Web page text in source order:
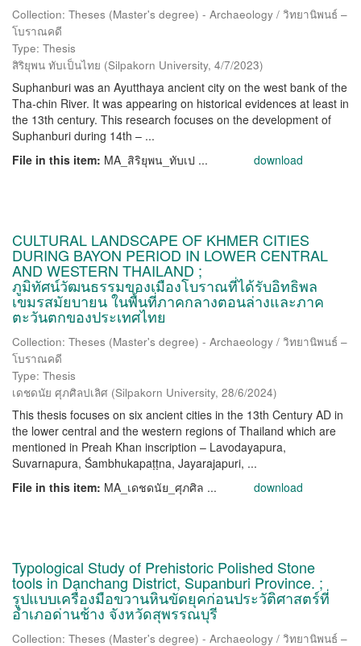
Collection: Theses (Master's degree) - Archaeology / วิทยานิพนธ์ –
โบราณคดี
Type: Thesis
สิริยุพน ทับเป็นไทย (Silpakorn University, 4/7/2023)
Suphanburi was an Ayutthaya ancient city on the west bank of the
Tha-chin River. It was appearing on historical evidences at least in
the 13th century. This research focuses on the development of
Suphanburi during 14th – ...
File in this item: MA_สิริยุพน_ทับเป ... download
CULTURAL LANDSCAPE OF KHMER CITIES
DURING BAYON PERIOD IN LOWER CENTRAL
AND WESTERN THAILAND ;
ภูมิทัศน์วัฒนธรรมของเมืองโบราณที่ได้รับอิทธิพล
เขมรสมัยบายน ในพื้นที่ภาคกลางตอนล่างและภาค
ตะวันตกของประเทศไทย
Collection: Theses (Master's degree) - Archaeology / วิทยานิพนธ์ –
โบราณคดี
Type: Thesis
เดชดนัย ศุภศิลปเลิศ (Silpakorn University, 28/6/2024)
This thesis focuses on six ancient cities in the 13th Century AD in
the lower central and the western regions of Thailand which are
mentioned in Preah Khan inscription – Lavodayapura,
Suvarnapura, Śambhukapaṭṭna, Jayarajapuri, ...
File in this item: MA_เดชดนัย_ศุภศิล ... download
Typological Study of Prehistoric Polished Stone
tools in Danchang District, Supanburi Province. ;
รูปแบบเครื่องมือขวานหินขัดยุคก่อนประวัติศาสตร์ที่
อำเภอด่านช้าง จังหวัดสุพรรณบุรี
Collection: Theses (Master's degree) - Archaeology / วิทยานิพนธ์ –